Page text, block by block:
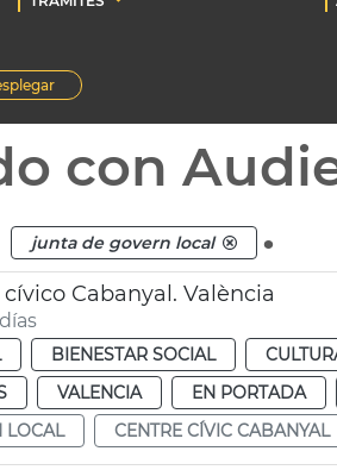
con
junta de govern local .
Cabanyal. València
BIENESTAR SOCIAL
VALENCIA EN PORTADA
LOCAL
CENTRE CÍVIC CABANYAL